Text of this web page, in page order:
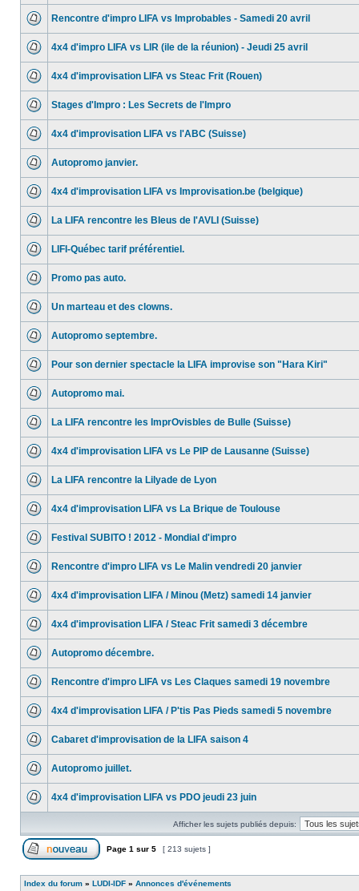
Rencontre d'impro LIFA vs Improbables - Samedi 20 avril
4x4 d'impro LIFA vs LIR (ile de la réunion) - Jeudi 25 avril
4x4 d'improvisation LIFA vs Steac Frit (Rouen)
Stages d'Impro : Les Secrets de l'Impro
4x4 d'improvisation LIFA vs l'ABC (Suisse)
Autopromo janvier.
4x4 d'improvisation LIFA vs Improvisation.be (belgique)
La LIFA rencontre les Bleus de l'AVLI (Suisse)
LIFI-Québec tarif préférentiel.
Promo pas auto.
Un marteau et des clowns.
Autopromo septembre.
Pour son dernier spectacle la LIFA improvise son "Hara Kiri"
Autopromo mai.
La LIFA rencontre les ImprOvisbles de Bulle (Suisse)
4x4 d'improvisation LIFA vs Le PIP de Lausanne (Suisse)
La LIFA rencontre la Lilyade de Lyon
4x4 d'improvisation LIFA vs La Brique de Toulouse
Festival SUBITO ! 2012 - Mondial d'impro
Rencontre d'impro LIFA vs Le Malin vendredi 20 janvier
4x4 d'improvisation LIFA / Minou (Metz) samedi 14 janvier
4x4 d'improvisation LIFA / Steac Frit samedi 3 décembre
Autopromo décembre.
Rencontre d'impro LIFA vs Les Claques samedi 19 novembre
4x4 d'improvisation LIFA / P'tis Pas Pieds samedi 5 novembre
Cabaret d'improvisation de la LIFA saison 4
Autopromo juillet.
4x4 d'improvisation LIFA vs PDO jeudi 23 juin
Afficher les sujets publiés depuis:
Page 1 sur 5 [ 213 sujets ]
Index du forum » LUDI-IDF » Annonces d'événements